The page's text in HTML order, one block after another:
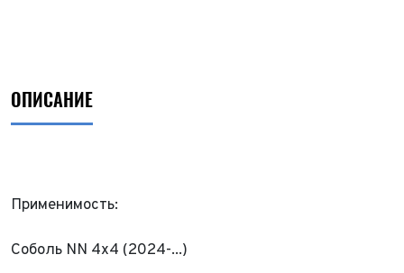
ОПИСАНИЕ
Применимость:
Соболь NN 4x4 (2024-...)